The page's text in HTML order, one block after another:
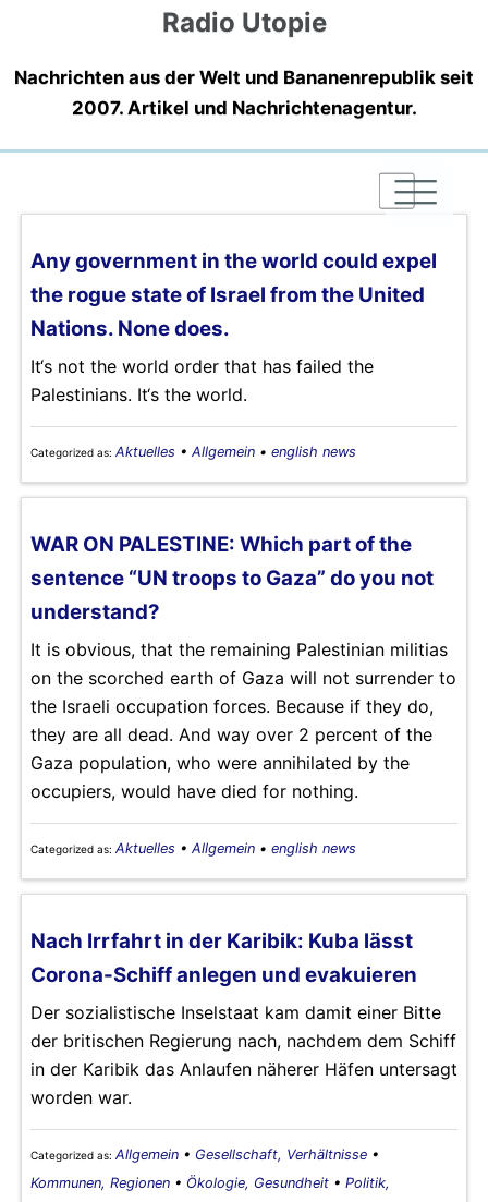
Radio Utopie
Nachrichten aus der Welt und Bananenrepublik seit
2007. Artikel und Nachrichtenagentur.
|
|
|
Any government in the world could expel
the rogue state of Israel from the United
Nations. None does.
It‘s not the world order that has failed the
Palestinians. It‘s the world.
Categorized as: Aktuelles • Allgemein • english news
WAR ON PALESTINE: Which part of the
sentence “UN troops to Gaza” do you not
understand?
It is obvious, that the remaining Palestinian militias
on the scorched earth of Gaza will not surrender to
the Israeli occupation forces. Because if they do,
they are all dead. And way over 2 percent of the
Gaza population, who were annihilated by the
occupiers, would have died for nothing.
Categorized as: Aktuelles • Allgemein • english news
Nach Irrfahrt in der Karibik: Kuba lässt
Corona-Schiff anlegen und evakuieren
Der sozialistische Inselstaat kam damit einer Bitte
der britischen Regierung nach, nachdem dem Schiff
in der Karibik das Anlaufen näherer Häfen untersagt
worden war.
Categorized as: Allgemein • Gesellschaft, Verhältnisse •
Kommunen, Regionen • Ökologie, Gesundheit • Politik,